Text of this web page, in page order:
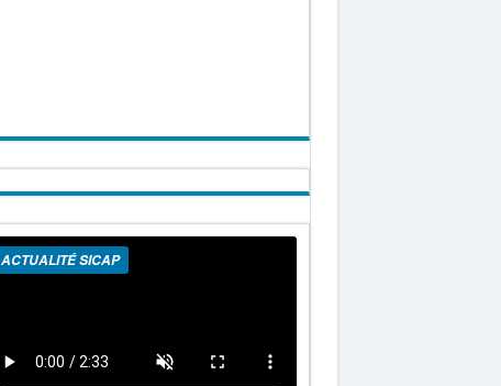
ACTUALITÉ SICAP